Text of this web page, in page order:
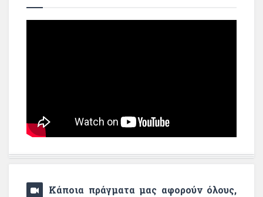
Κάποια πράγματα μας αφορούν όλους,